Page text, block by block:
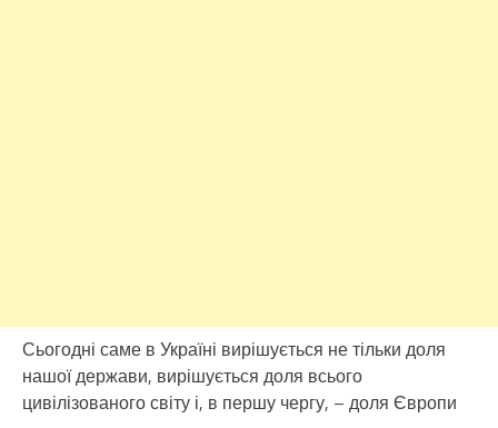
Сьогодні саме в Україні вирішується не тільки доля
нашої держави, вирішується доля всього
цивілізованого світу і, в першу чергу, – доля Європи